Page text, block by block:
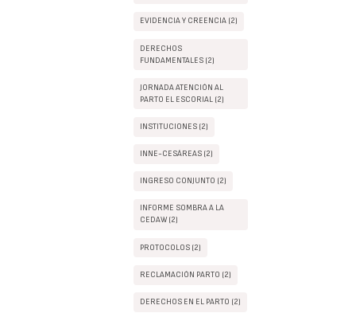
EVIDENCIA Y CREENCIA (2)
DERECHOS
FUNDAMENTALES (2)
JORNADA ATENCIÓN AL
PARTO EL ESCORIAL (2)
INSTITUCIONES (2)
INNE-CESÁREAS (2)
INGRESO CONJUNTO (2)
INFORME SOMBRA A LA
CEDAW (2)
PROTOCOLOS (2)
RECLAMACIÓN PARTO (2)
DERECHOS EN EL PARTO (2)